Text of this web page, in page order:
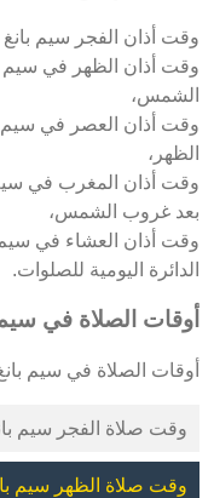
وقت أذان الفجر سيم بانغ :
وقت أذان الظهر في سيم
الشمس،
وقت أذان العصر في سيم
الظهر،
وقت أذان المغرب في سيم
بعد غروب الشمس،
وقت أذان العشاء في سيم
الدائرة اليومية للصلوات.
أوقات الصلاة في سيم
أوقات الصلاة في سيم بانغ ليوم
وقت صلاة الفجر سيم بانغ :
وقت صلاة الظهر سيم بانغ :